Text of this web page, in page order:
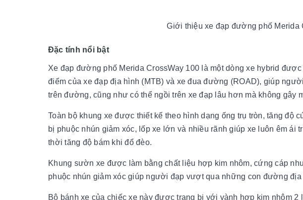
Giới thiệu xe đạp đường phố Merida
Đặc tính nổi bật
Xe đạp đường phố Merida CrossWay 100 là một dòng xe hybrid
điểm của xe đạp địa hình (MTB) và xe đua đường (ROAD), giúp
trên đường, cũng như có thể ngồi trên xe đạp lâu hơn mà không gây
Toàn bộ khung xe được thiết kế theo hình dạng ống trụ tròn, tăng độ
bị phuộc nhún giảm xóc, lốp xe lớn và nhiều rãnh giúp xe luôn êm ái
thời tăng độ bám khi đổ đèo.
Khung sườn xe được làm bằng chất liệu hợp kim nhôm, cứng cáp
phuộc nhún giảm xóc giúp người đạp vượt qua những con đường địa
Bộ bánh xe của chiếc xe này được trang bị với vành hợp kim nhôm